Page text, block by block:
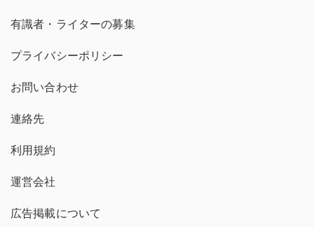
有識者・ライターの募集
プライバシーポリシー
お問い合わせ
連絡先
利用規約
運営会社
広告掲載について